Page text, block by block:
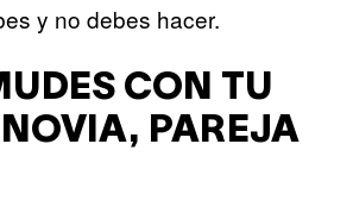
y no debes hacer.
CON TU
PAREJA